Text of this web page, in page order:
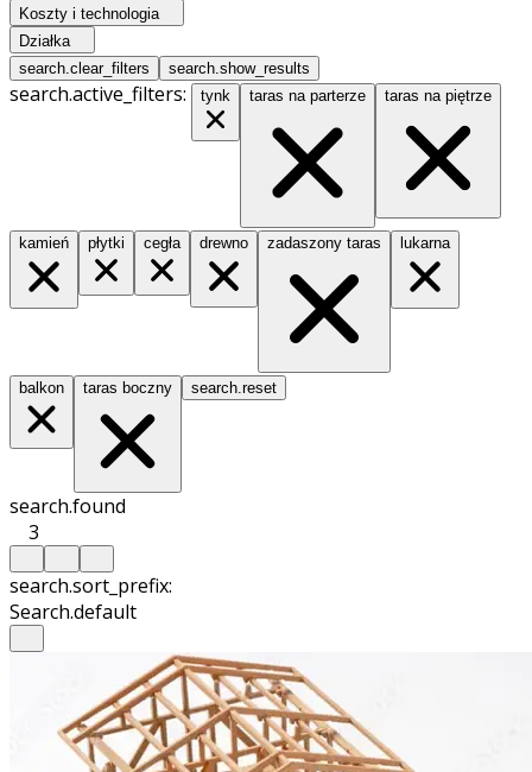
Koszty i technologia
Działka
search.clear_filters
search.show_results
search.active_filters: tynk taras na parterze taras na piętrze
kamień płytki cegła drewno zadaszony taras lukarna
balkon taras boczny search.reset
search.found
3
search.sort_prefix:
Search.default